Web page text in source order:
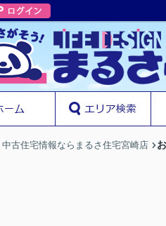
中古住宅情報ならまるさ住宅宮崎店